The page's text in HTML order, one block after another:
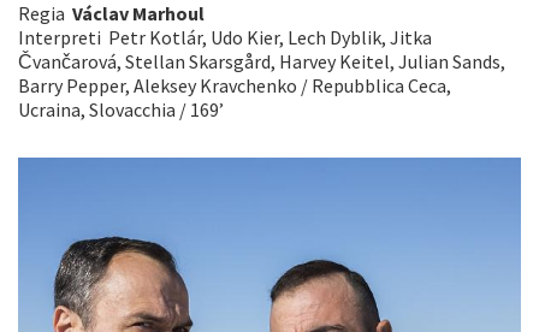
Regia Václav Marhoul
Interpreti Petr Kotlár, Udo Kier, Lech Dyblik, Jitka
Čvančarová, Stellan Skarsgård, Harvey Keitel, Julian Sands,
Barry Pepper, Aleksey Kravchenko / Repubblica Ceca,
Ucraina, Slovacchia / 169’